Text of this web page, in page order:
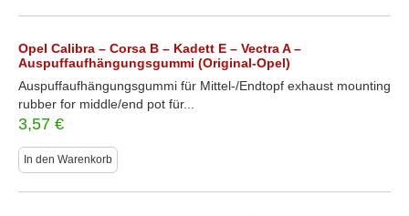
Opel Calibra – Corsa B – Kadett E – Vectra A –
Auspuffaufhängungsgummi (Original-Opel)
Auspuffaufhängungsgummi für Mittel-/Endtopf exhaust mounting
rubber for middle/end pot für...
3,57 €
In den Warenkorb